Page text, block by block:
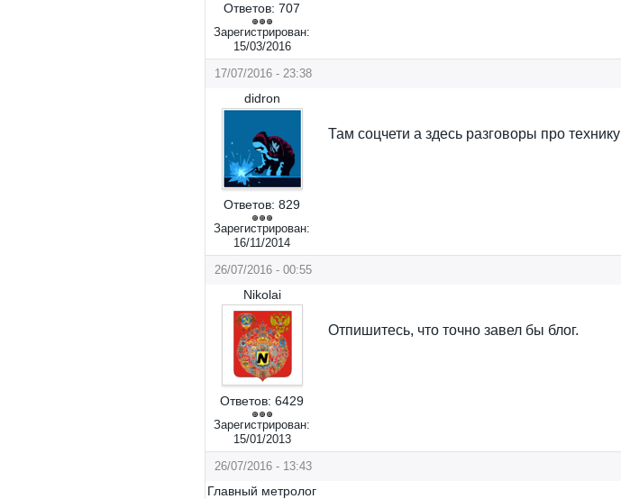
Ответов: 707
Зарегистрирован:
15/03/2016
17/07/2016 - 23:38
didron
Ответов: 829
Зарегистрирован:
16/11/2014
Там соцчети а здесь разговоры про технику
26/07/2016 - 00:55
Nikolai
Ответов: 6429
Зарегистрирован:
15/01/2013
Отпишитесь, что точно завел бы блог.
26/07/2016 - 13:43
Главный метролог